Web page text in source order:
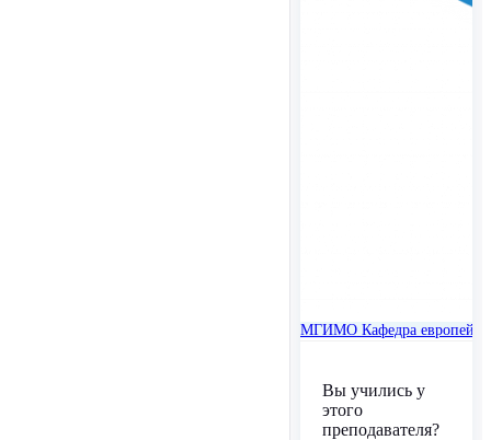
МГИМО Кафедра
Вы учились у
этого
преподавателя?